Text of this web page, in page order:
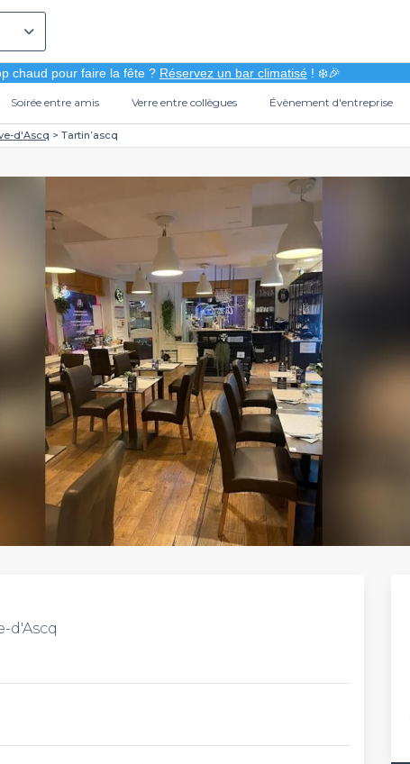
chaud pour faire la fête ? Réservez un bar climatisé! ❄️🎉
Soirée entre amis Verre entre collègues Évènement d'entreprise
d'Ascq Tartin’ascq
d'Ascq